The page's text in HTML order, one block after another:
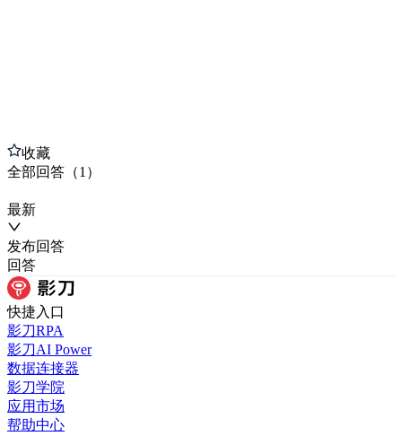
收藏
全部回答 （1 ）
最新
发布回答
回答
快捷入口
影刀RPA
影刀AI Power
数据连接器
影刀学院
应用市场
帮助中心